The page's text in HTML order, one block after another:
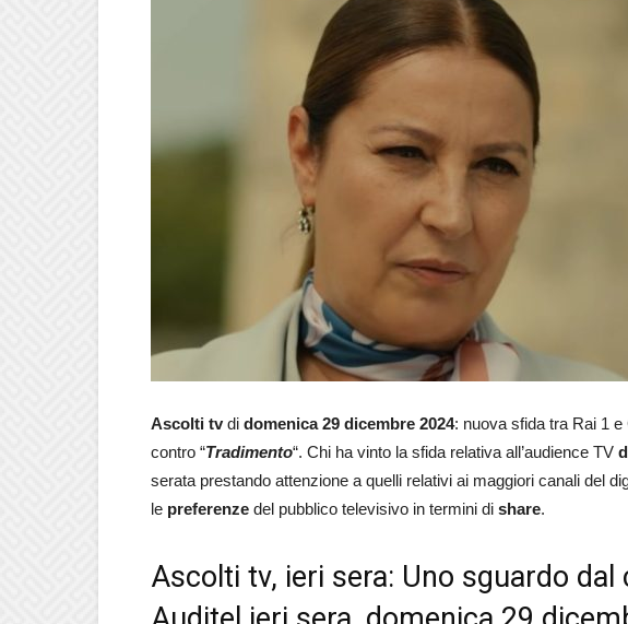
Ascolti tvdi domenica 29 dicembre 2024: nuova sfida tra Rai 1 e
contro “Tradimento“. Chi ha vinto la sfida relativa all’audience TV
serata prestando attenzione a quelli relativi ai maggiori canali del
le preferenze del pubblico televisivo in termini di share.
Ascolti tv, ieri sera: Uno sguardo dal